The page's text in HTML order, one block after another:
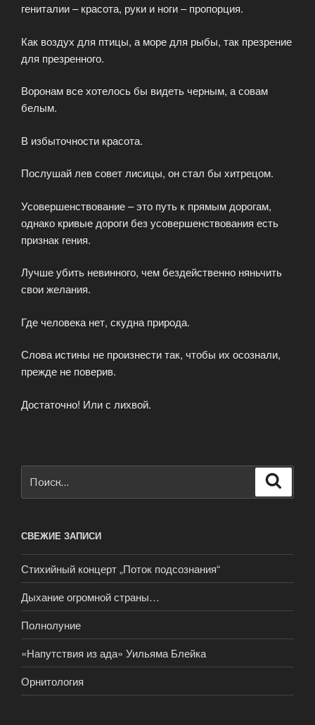
гениталии – красота, руки и ноги – пропорция.
Как воздух для птицы, а море для рыбы, так презрение
для презренного.
Воронам все хотелось бы видеть черным, а совам
белым.
В избыточности красота.
Послушай лев совет лисицы, он стал бы хитрецом.
Усовершенствование – это путь к прямым дорогам,
однако кривые дороги без усовершенствования есть
признак гения.
Лучше убить невинного, чем бездейственно няньчить
свои желания.
Где человека нет, скудна природа.
Слова истины не произнести так, чтобы их осознали,
прежде не поверив.
Достаточно! Или с лихвой.
СВЕЖИЕ ЗАПИСИ
Стихийный концерт „Поток подсознания“
Дыхание огромной страны…
Полнолуние
«Напутствия из ада» Уильяма Блейка
Орнитология